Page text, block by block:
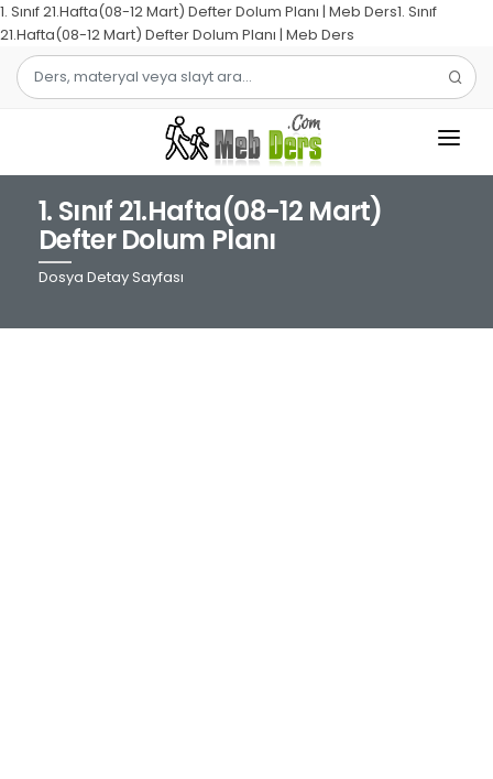
1. Sınıf 21.Hafta(08-12 Mart) Defter Dolum Planı | Meb Ders1. Sınıf
21.Hafta(08-12 Mart) Defter Dolum Planı | Meb Ders
1.SINIF
2.SINIF
1. Sınıf 21.Hafta(08-12 Mart)
Defter Dolum Planı
Dosya Detay Sayfası